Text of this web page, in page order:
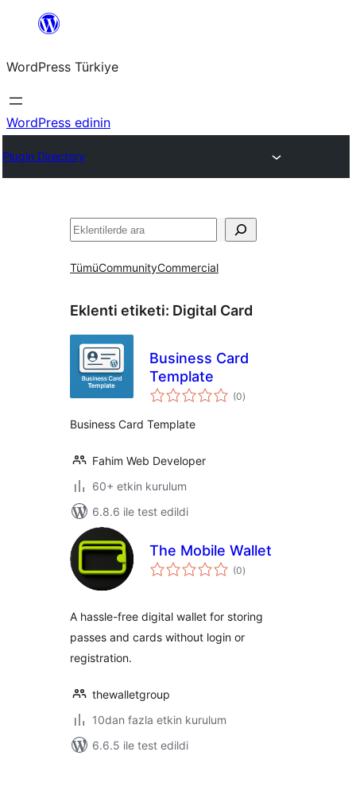
İçeriğe
WordPress Türkiye
WordPress edinin
Plugin Directory
Ara
TümüCommunityCommercial
Eklenti etiketi: Digital Card
Business Card
Template
(0toplam
puan
)
Business Card Template
Fahim Web Developer
60+ etkin kurulum
6.8.6 ile test edildi
The Mobile Wallet
(0toplam
puan
)
A hassle-free digital wallet for storing
passes and cards without login or
registration.
thewalletgroup
10dan fazla etkin kurulum
6.6.5 ile test edildi